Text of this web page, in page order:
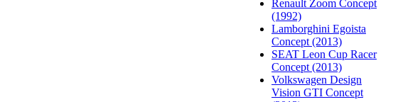
Renault Zoom Concept
(1992)
Lamborghini Egoista
Concept (2013)
SEAT Leon Cup Racer
Concept (2013)
Volkswagen Design
Vision GTI Concept